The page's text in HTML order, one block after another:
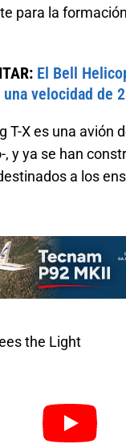
para la
El Bell
velocidad de
T-X es una avión
y ya se han
a los